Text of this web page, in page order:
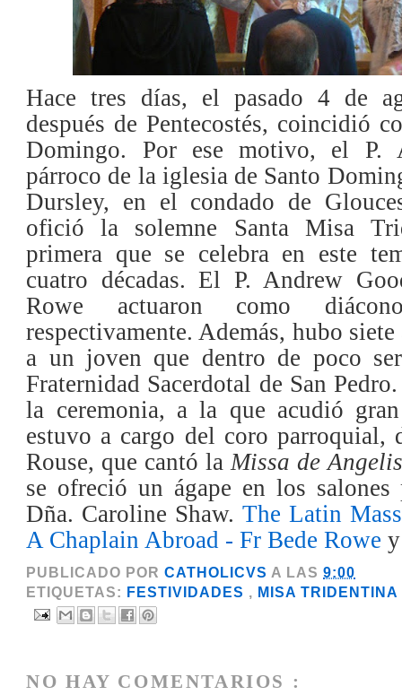
Hace tres días, el pasado 4 de
después de Pentecostés, coincidió
Domingo. Por ese motivo, el P.
párroco de la iglesia de Santo
Dursley, en el condado de
ofició la solemne Santa Misa
primera que se celebra en este
cuatro décadas. El P. Andrew
Rowe actuaron como
respectivamente. Además, hubo
a un joven que dentro de poco
Fraternidad Sacerdotal de San
la ceremonia, a la que acudió
estuvo a cargo del coro
Rouse, que cantó laMissa de
se ofreció un ágape en los salones
Dña. Caroline Shaw.The Latin
A Chaplain Abroad - Fr Bede Rowe
PUBLICADO PORCATHOLICVS A LAS9:00
ETIQUETAS: FESTIVIDADES , MISA TRIDENTINA
NO HAY COMENTARIOS :